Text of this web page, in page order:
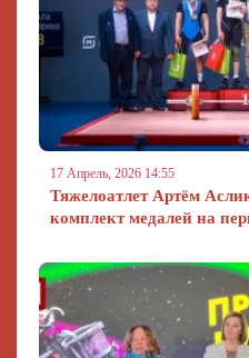
17 Апрель, 2026 14:55
Тяжелоатлет Артём
комплект медалей на